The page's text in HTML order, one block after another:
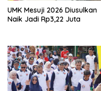
UMK Mesuji 2026 Diusulkan
Naik Jadi Rp3,22 Juta